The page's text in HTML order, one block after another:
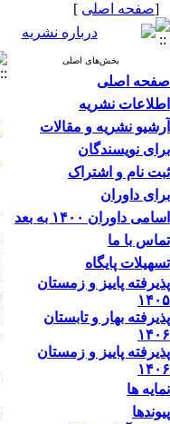
[صفحه اصلی ]
بخش‌های اصلی
صفحه اصلی
اطلاعات نشریه
آرشیو نشریه و مقالات
برای نویسندگان
ثبت نام و اشتراک
برای داوران
اسامی داوران ۱۴۰۰ به بعد
تماس با ما
تسهیلات پایگاه
پذیرفته پاییز و زمستان
۱۴۰۵
پذیرفته بهار و تابستان
۱۴۰۶
پذیرفته پاییز و زمستان
۱۴۰۶
نمایه ها
پیوندها